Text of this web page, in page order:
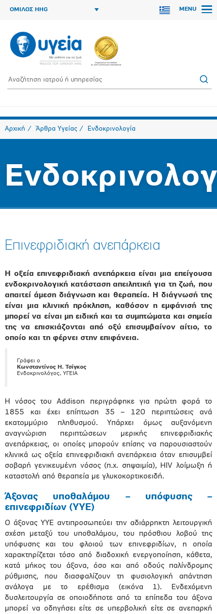
ΟΜΙΛΟΣ HHG MENU
Αρχική Άρθρα Υγείας Ενδοκρινολογία
Επινεφριδιακή ανεπάρκεια
Η οξεία επινεφριδιακή ανεπάρκεια είναι μια επείγουσα
ενδοκρινολογική κατάσταση απειλητική για τη ζωή, που
απαιτεί άμεση διάγνωση και θεραπεία. Η διάγνωσή της
είναι μια κλινική πρόκληση, καθόσον η εμφάνισή της
μπορεί να είναι μη ειδική και τα συμπτώματα και σημεία
της να επισκιάζονται από οξύ επισυμβαίνον αίτιο, το
οποίο και τη φέρνει στην επιφάνεια.
Γράφει ο
Κωνσταντίνος Η. Τσίγκος
Ενδοκρινολόγος, ΥΓΕΙΑ
Η νόσος του Addison περιγράφηκε για πρώτη φορά το
1855 και έχει επίπτωση 35 – 120 περιπτώσεις ανά
εκατομμύριο πληθυσμού. Υπάρχει όμως αυξανόμενη
αναγνώριση περιπτώσεων μερικής επινεφριδιακής
ανεπάρκειας, οι οποίες μπορούν επίσης να παρουσιαστούν
κλινικά ως οξεία επινεφριδιακή ανεπάρκεια όταν επισυμβεί
σοβαρή γενικευμένη νόσος (π.χ. σηψαιμία), HIV λοίμωξη ή
καταστολή από θεραπεία με γλυκοκορτικοειδή.
Άξονας υποθαλάμου – υπόφυσης –
επινεφριδίων (ΥΥΕ)
Ο άξονας ΥΥΕ αντιπροσωπεύει την αδιάρρηκτη λειτουργική
σχέση μεταξύ του υποθαλάμου, του πρόσθιου λοβού της
υπόφυσης και του φλοιού των επινεφριδίων, η οποία
χαρακτηρίζεται τόσο από διαδοχική ενεργοποίηση, κάθετα,
κατά μήκος του άξονα, όσο και από οδούς παλίνδρομης
ρύθμισης, που διασφαλίζουν τη φυσιολογική απάντηση
ανάλογα με το ερέθισμα (εικόνα 1). Ενδεχόμενη
δυσλειτουργία σε οποιοδήποτε από τα επίπεδα του άξονα
μπορεί να οδηγήσει είτε σε υπερβολική είτε σε ανεπαρκή